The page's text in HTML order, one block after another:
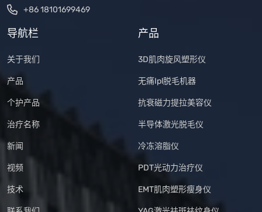
+86 18101699469
导航栏
关于我们
产品
个护产品
治疗名称
新闻
视频
技术
产品
3D肌肉旋风塑形仪
无痛Ipl脱毛机器
抗衰磁力提拉美容仪
半导体激光脱毛仪
冷冻溶脂仪
PDT光动力治疗仪
EMT肌肉塑形瘦身仪